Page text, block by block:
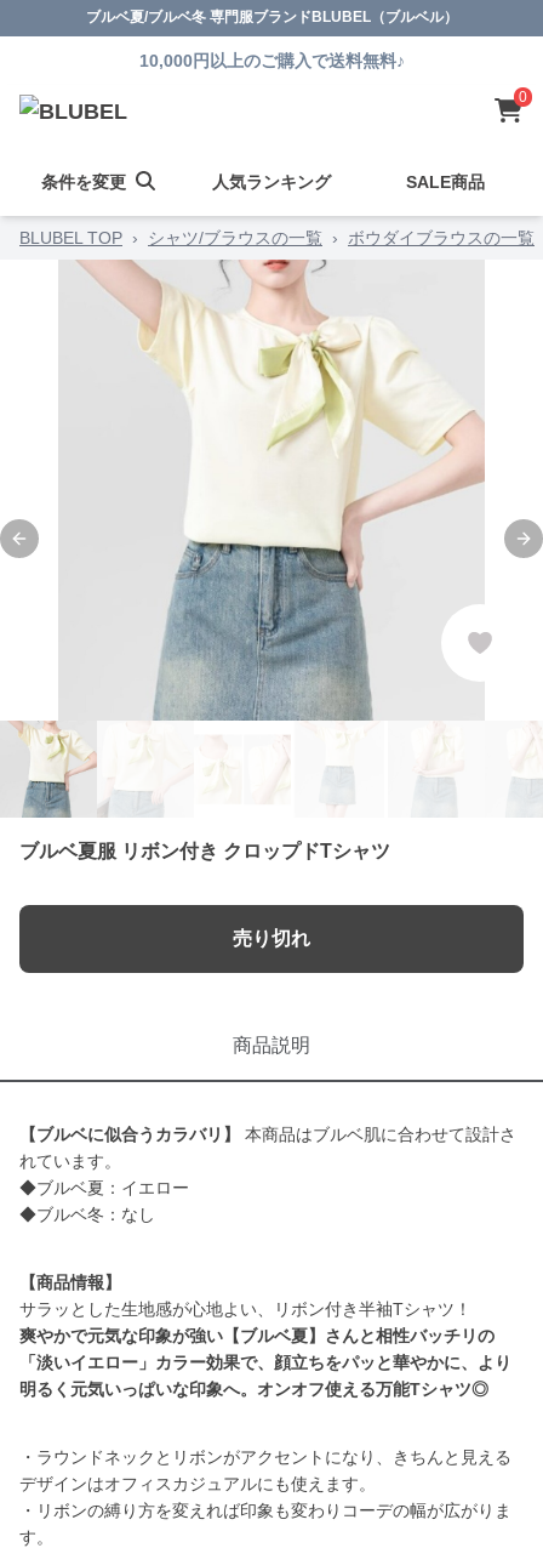
ブルベ夏/ブルベ冬 専門服ブランドBLUBEL（ブルベル）
10,000円以上のご購入で送料無料♪
0
条件を変更 人気ランキング SALE商品
BLUBEL TOP › シャツ/ブラウスの一覧 › ボウダイブラウスの一覧
Previous slide
ブルベ夏服 リボン付き クロップドTシャツ
売り切れ
商品説明
【ブルベに似合うカラバリ】
本商品はブルベ肌に合わせて設計さ
れています。
◆ブルベ夏：イエロー
◆ブルベ冬：なし
【商品情報】
爽やかで元気な印象が強い【ブルベ夏】さんと相性バッチリの
「淡いイエロー」カラー効果で、顔立ちをパッと華やかに、より
明るく元気いっぱいな印象へ。オンオフ使える万能Tシャツ◎
・ラウンドネックとリボンがアクセントになり、きちんと見える
デザインはオフィスカジュアルにも使えます。
・リボンの縛り方を変えれば印象も変わりコーデの幅が広がりま
す。